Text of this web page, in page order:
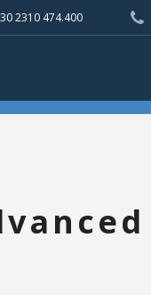
2310 474.400